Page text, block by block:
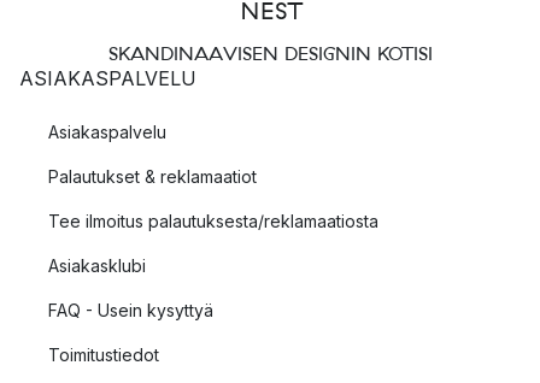
SKANDINAAVISEN DESIGNIN KOTISI
ASIAKASPALVELU
Asiakaspalvelu
Palautukset & reklamaatiot
Tee ilmoitus palautuksesta/reklamaatiosta
Asiakasklubi
FAQ - Usein kysyttyä
Toimitustiedot